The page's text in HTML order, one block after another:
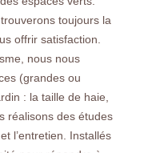
toujours la
offrir satisfaction.
nous nous
(grandes ou
: la taille de haie,
réalisons des études
l’entretien. Installés